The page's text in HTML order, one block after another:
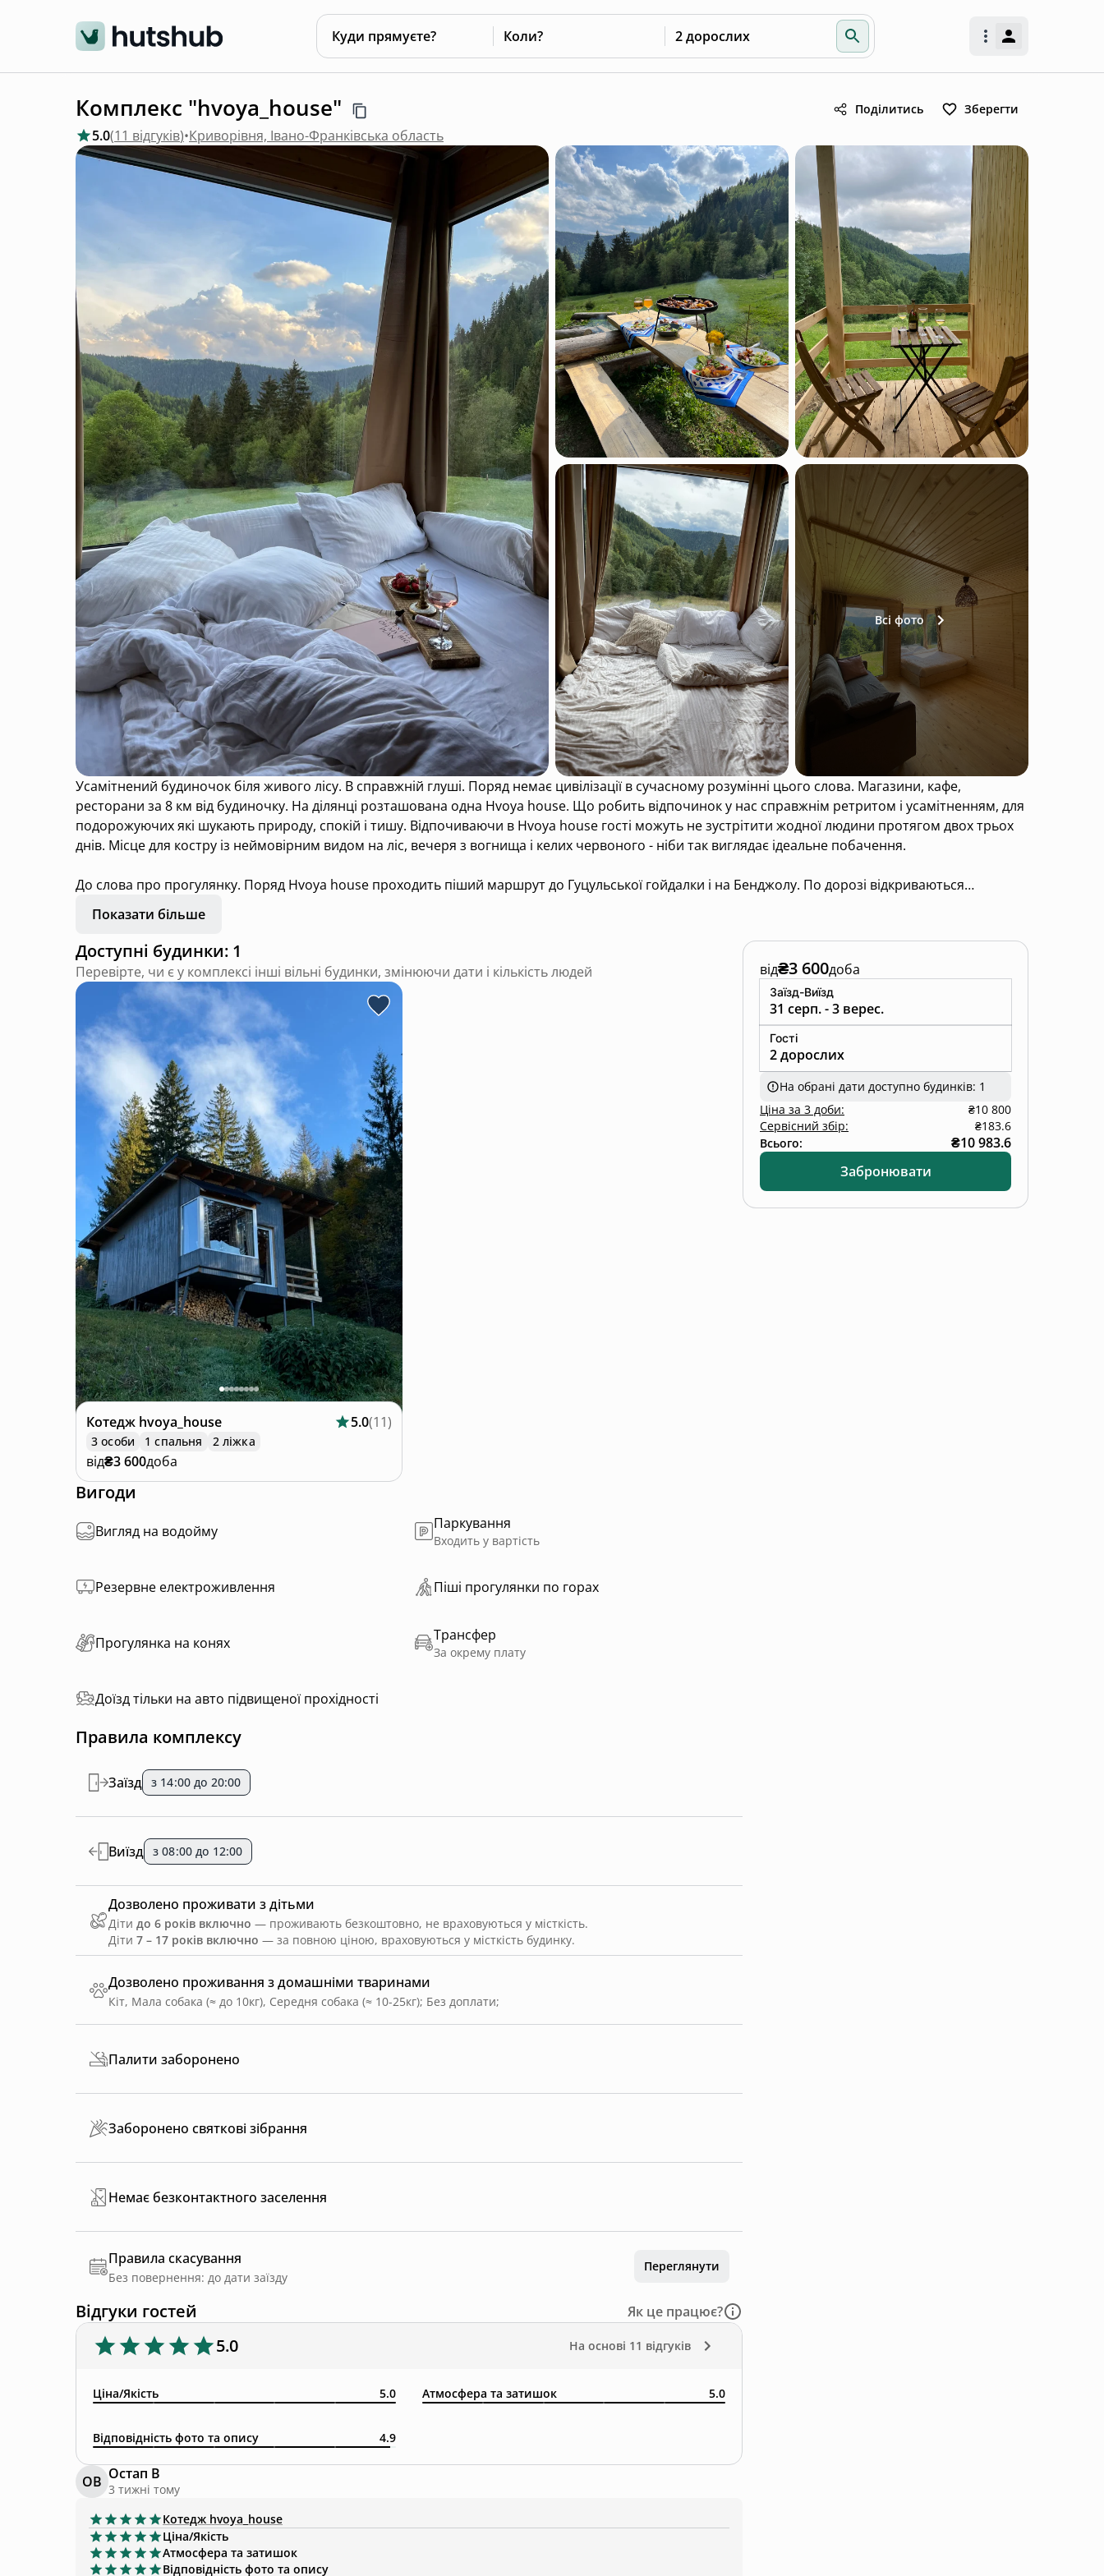
Куди прямуєте? Коли? 2 дорослих
Комплекс "hvoya_house" Поділитись Зберегти
5.0(11 відгуків)•Криворівня, Івано-Франківська область
Всі фото
Усамітнений будиночок біля живого лісу. В справжній глуші. Поряд немає цивілізації в сучасному розумінні цього слова. Магазини, кафе,
ресторани за 8 км від будиночку. На ділянці розташована одна Hvoya house. Що робить відпочинок у нас справжнім ретритом і усамітненням, для
подорожуючих які шукають природу, спокій і тишу. Відпочиваючи в Hvoya house гості можуть не зустрітити жодної людини протягом двох трьох
днів. Місце для костру із неймовірним видом на ліс, вечеря з вогнища і келих червоного - ніби так виглядає ідеальне побачення.
До слова про прогулянку. Поряд Hvoya house проходить піший маршрут до Гуцульської гойдалки і на Бенджолу. По дорозі відкриваються
неймовірні види. На вершині розташовані кілька атмосферних гойдалок, на який виходять просто топ фото і відео на 360ʼ.
В самому будинку є всі умови для комфортного перебування.
Ми pet friendly, приймаємо гостей з 1м улюбленцем.
Також, прошу врахувати що місцина дійсно усамітнена і віддалена, виїхати можна лише на високому повнопривідному авто, або скористатися
трансфером, вартість трансферу 500 грн. Тимчасово! Виїзд можливий лише на трансфері!!)
Природу та тишу Вам гарантуємо)
Показати більше
Доступні будинки: 1
Перевірте, чи є у комплексі інші вільні будинки, змінюючи дати і кількість людей
Котедж hvoya_house 5.0(11)
3 особи 1 спальня 2 ліжка
від₴3 600доба
Вигоди
Вигляд на водойму Паркування
Входить у вартість
Резервне електроживлення Пiшi прoгулянки пo горах
Прогулянка на конях Трансфер
За окрему плату
Доїзд тільки на авто підвищеної прохідності
Правила комплексу
Дозволено проживання з домашніми тваринами
Кіт, Мала собака (≈ до 10кг), Середня собака (≈ 10-25кг); Без доплати;
Заїзд з 14:00 до 20:00
Виїзд з 08:00 до 12:00
Дозволено проживати з дітьми
Діти до 6 років включно — проживають безкоштовно, не враховуються у місткість.
Діти 7 – 17 років включно — за повною ціною, враховуються у місткість будинку.
Палити заборонено
Заборонено святкові зібрання
Немає безконтактного заселення
Правила скасування
Без повернення: до дати заїзду
Переглянути
Відгуки гостей Як це працює?
5.0 На основі 11 відгуків
Ціна/Якість 5.0 Атмосфера та затишок 5.0
Відповідність фото та опису 4.9
ОВ Остап В
3 тижні тому
Котедж hvoya_house
Ціна/Якість
Атмосфера та затишок
Відповідність фото та опису
від₴3 600доба
Заїзд-Виїзд
31 серп. - 3 верес.
Гості
2 дорослих
На обрані дати доступно будинків: 1
Ціна за 3 доби:
₴10 800
Сервісний збір:
₴183.6
Всього:
₴10 983.6
Забронювати